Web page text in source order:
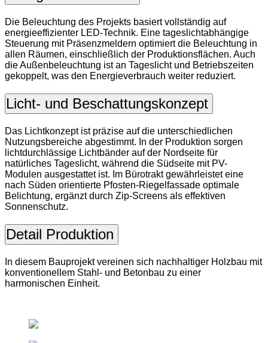
Die Beleuchtung des Projekts basiert vollständig auf
energieeffizienter LED-Technik. Eine tageslichtabhängige
Steuerung mit Präsenzmeldern optimiert die Beleuchtung in
allen Räumen, einschließlich der Produktionsflächen. Auch
die Außenbeleuchtung ist an Tageslicht und Betriebszeiten
gekoppelt, was den Energieverbrauch weiter reduziert.
Licht- und Beschattungskonzept
Das Lichtkonzept ist präzise auf die unterschiedlichen
Nutzungsbereiche abgestimmt. In der Produktion sorgen
lichtdurchlässige Lichtbänder auf der Nordseite für
natürliches Tageslicht, während die Südseite mit PV-
Modulen ausgestattet ist. Im Bürotrakt gewährleistet eine
nach Süden orientierte Pfosten-Riegelfassade optimale
Belichtung, ergänzt durch Zip-Screens als effektiven
Sonnenschutz.
Detail Produktion
In diesem Bauprojekt vereinen sich nachhaltiger Holzbau mit
konventionellem Stahl- und Betonbau zu einer
harmonischen Einheit.